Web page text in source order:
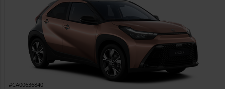
#CA00636840